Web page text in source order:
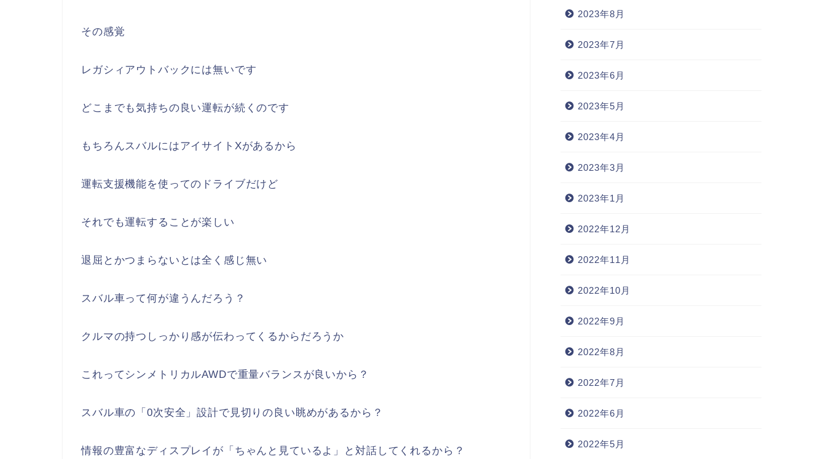
その感覚
レガシィアウトバックには無いです
どこまでも気持ちの良い運転が続くのです
もちろんスバルにはアイサイトXがあるから
運転支援機能を使ってのドライブだけど
それでも運転することが楽しい
退屈とかつまらないとは全く感じ無い
スバル車って何が違うんだろう？
クルマの持つしっかり感が伝わってくるからだろうか
これってシンメトリカルAWDで重量バランスが良いから？
スバル車の「0次安全」設計で見切りの良い眺めがあるから？
情報の豊富なディスプレイが「ちゃんと見ているよ」と対話してくれるから？
2023年8月
2023年7月
2023年6月
2023年5月
2023年4月
2023年3月
2023年1月
2022年12月
2022年11月
2022年10月
2022年9月
2022年8月
2022年7月
2022年6月
2022年5月